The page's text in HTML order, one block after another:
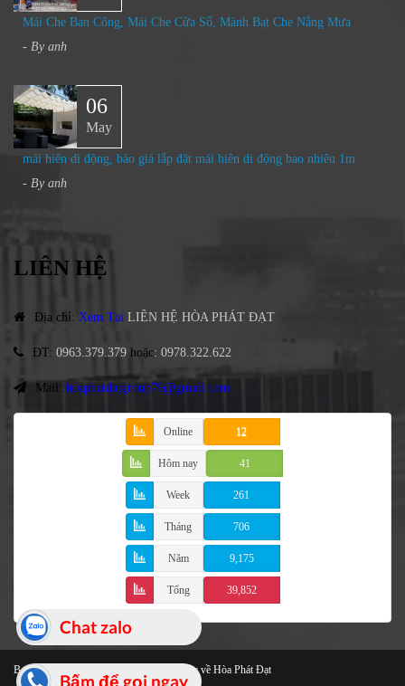
Mái Che Ban Công, Mái Che Cửa Sổ, Mành Bạt Che Nắng Mưa​
- By anh
06
May
mái hiên di động, báo giá lắp đặt mái hiên di động bao nhiêu 1m
- By anh
LIÊN HỆ
Địa chỉ: Xem Tại LIÊN HỆ HÒA PHÁT ĐẠT
ĐT: 0963.379.379 hoặc: 0978.322.622
Mail: hoaphatdatgroup79@gmail.com
Online 12
Hôm nay 41
Week 261
Tháng 706
Năm 9,175
Tổng 39,852
Bạt Che Cao Cấp © 2021 Bản quyền thuộc về Hòa Phát Đạt
Bấm để gọi ngay
Chat zalo